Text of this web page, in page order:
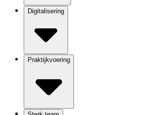
Digitalisering
Praktijkvoering